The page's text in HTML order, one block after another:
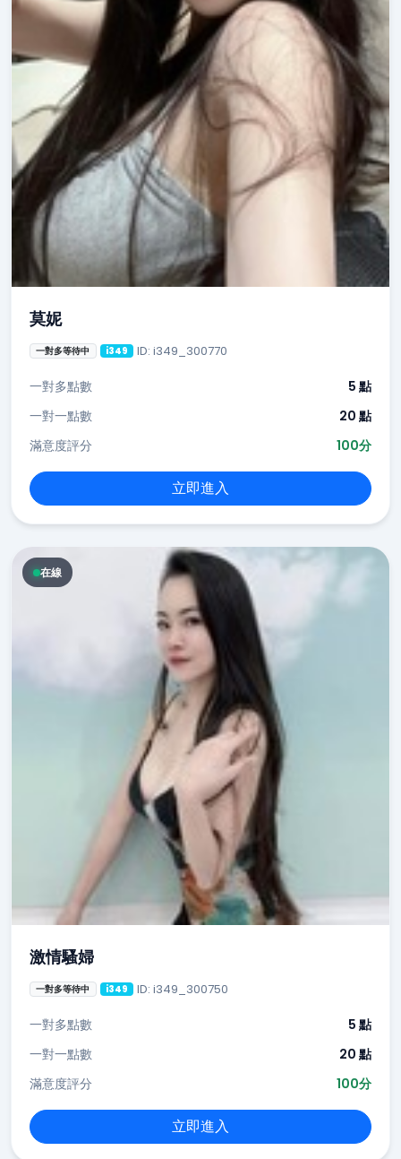
莫妮
一對多等待中 i349 ID: i349_300770
一對多點數
5 點
一對一點數
20 點
滿意度評分
100分
立即進入
在線
激情騷婦
一對多等待中 i349 ID: i349_300750
一對多點數
5 點
一對一點數
20 點
滿意度評分
100分
立即進入